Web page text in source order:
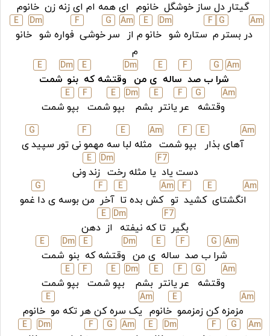
گیتار دل ساز خوشگل خانوم ای همه ام ای زنه زن خانوم
Am
در بستر
G
م
F
ستاره شو
Dm
خانو
E
م از
Am
سر
G
خوشی
F
فواره شو
Dm
خانو
E
م
Am
شرا
G
ب صد
F
ساله
E
ی من
Dm
وقتشه که
E
بنو
Dm
شمت
E
Am
وقتشه
G
عر
F
یانتر
E
بشم
Dm
بپو
E
شمت
F
بپو
E
شمت
Am
آهای بذار
E
بپو
F
شمت
Am
مثله لبا
E
سه مهمو
F
نی تور سپید
G
ی
دست یاد
F7
یا مثله رخت
Dm
زند
E
ونی
Am
انگشتای
E
کشید
F
تو
Am
کش بده تا
E
آخر
F
من بوسه ی دا
G
غمو
بگیر
F7
تا که نیفته
Dm
از
E
دهن
Am
شرا
G
ب صد
F
ساله
E
ی من
Dm
وقتشه که
E
بنو
Dm
شمت
E
Am
وقتشه
G
عر
F
یانتر
E
بشم
Dm
بپو
E
شمت
F
بپو
E
شمت
Am
مزمزه کن زمزممو
E
خانوم
Am
یک سره کن هر تکه مو
E
خانوم
Am
G
F
Dm
E
Am
G
F
Dm
E